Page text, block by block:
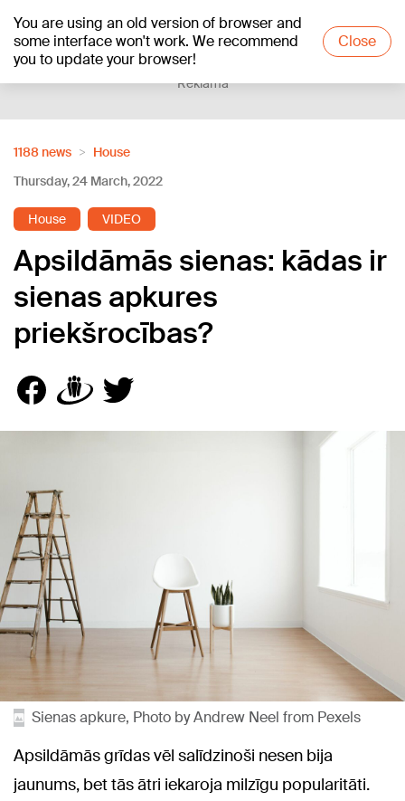
You are using an old version of browser and
some interface won't work. We recommend
you to update your browser!
Close
+19°C
Reklāma
1188 news
House
Thursday, 24 March, 2022
House VIDEO
Apsildāmās sienas: kādas ir
sienas apkures
priekšrocības?
Sienas apkure, Photo by Andrew Neel from Pexels
Apsildāmās grīdas vēl salīdzinoši nesen bija
jaunums, bet tās ātri iekaroja milzīgu popularitāti.